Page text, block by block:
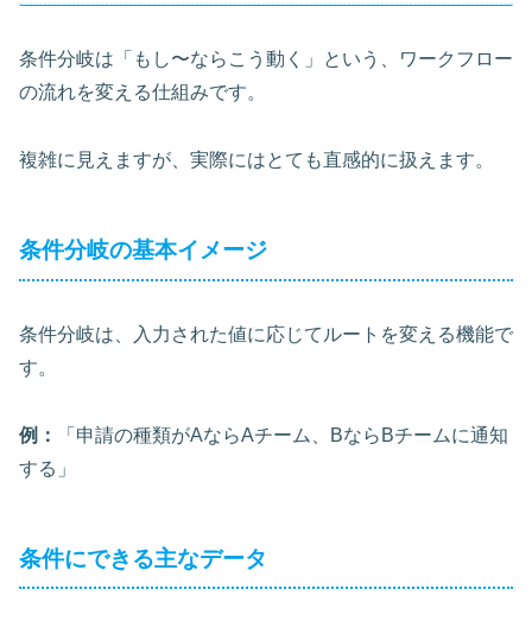
条件分岐は「もし〜ならこう動く」という、ワークフロー
の流れを変える仕組みです。
複雑に見えますが、実際にはとても直感的に扱えます。
条件分岐の基本イメージ
条件分岐は、入力された値に応じてルートを変える機能で
す。
例：
「申請の種類がAならAチーム、BならBチームに通知
する」
条件にできる主なデータ